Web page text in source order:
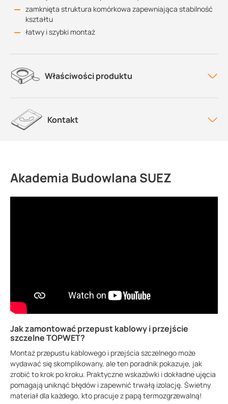
zamknięta struktura komórkowa zapewniająca stabilność
kształtu
łatwy i szybki montaż
Właściwości produktu
Kontakt
Akademia Budowlana SUEZ
Jak zamontować przepust kablowy i przejście
szczelne TOPWET?
Montaż przepustu kablowego i przejścia szczelnego może
wydawać się skomplikowany, ale ten poradnik pokazuje, jak
zrobić to krok po kroku. Praktyczne wskazówki i dokładne ujęcia
pomagają uniknąć błędów i zapewnić trwałą izolację. Świetny
materiał dla każdego, kto pracuje z papą termozgrzewalną!